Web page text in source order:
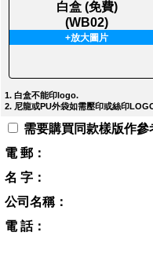
白盒 (免費)
(WB02)
+放大圖片
1. 白盒不能印logo.
2. 尼龍或PU外袋如需壓印或絲印
需要購買同款樣版作
電 郵：
名 字：
公司名稱：
電 話：